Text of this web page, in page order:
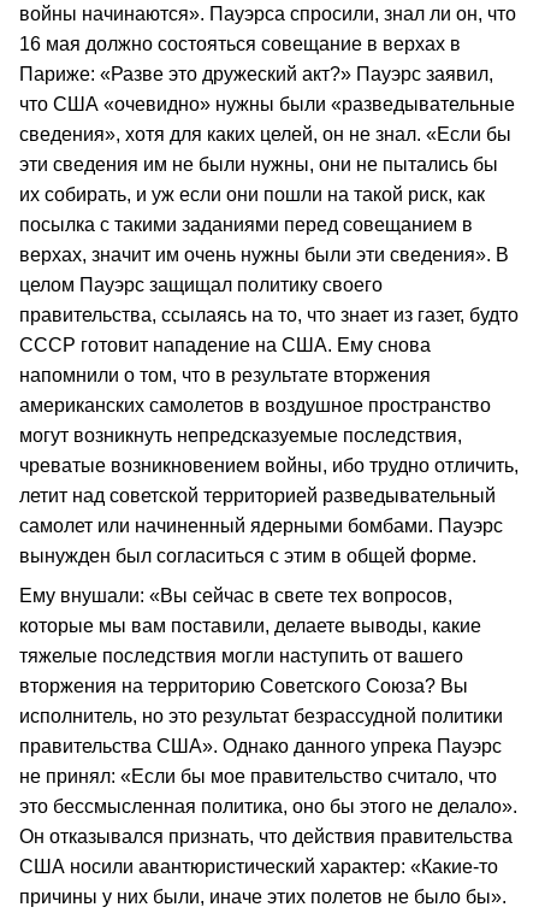
войны начинаются». Пауэрса спросили, знал ли он, что
16 мая должно состояться совещание в верхах в
Париже: «Разве это дружеский акт?» Пауэрс заявил,
что США «очевидно» нужны были «разведывательные
сведения», хотя для каких целей, он не знал. «Если бы
эти сведения им не были нужны, они не пытались бы
их собирать, и уж если они пошли на такой риск, как
посылка с такими заданиями перед совещанием в
верхах, значит им очень нужны были эти сведения». В
целом Пауэрс защищал политику своего
правительства, ссылаясь на то, что знает из газет, будто
СССР готовит нападение на США. Ему снова
напомнили о том, что в результате вторжения
американских самолетов в воздушное пространство
могут возникнуть непредсказуемые последствия,
чреватые возникновением войны, ибо трудно отличить,
летит над советской территорией разведывательный
самолет или начиненный ядерными бомбами. Пауэрс
вынужден был согласиться с этим в общей форме.
Ему внушали: «Вы сейчас в свете тех вопросов,
которые мы вам поставили, делаете выводы, какие
тяжелые последствия могли наступить от вашего
вторжения на территорию Советского Союза? Вы
исполнитель, но это результат безрассудной политики
правительства США». Однако данного упрека Пауэрс
не принял: «Если бы мое правительство считало, что
это бессмысленная политика, оно бы этого не делало».
Он отказывался признать, что действия правительства
США носили авантюристический характер: «Какие-то
причины у них были, иначе этих полетов не было бы».